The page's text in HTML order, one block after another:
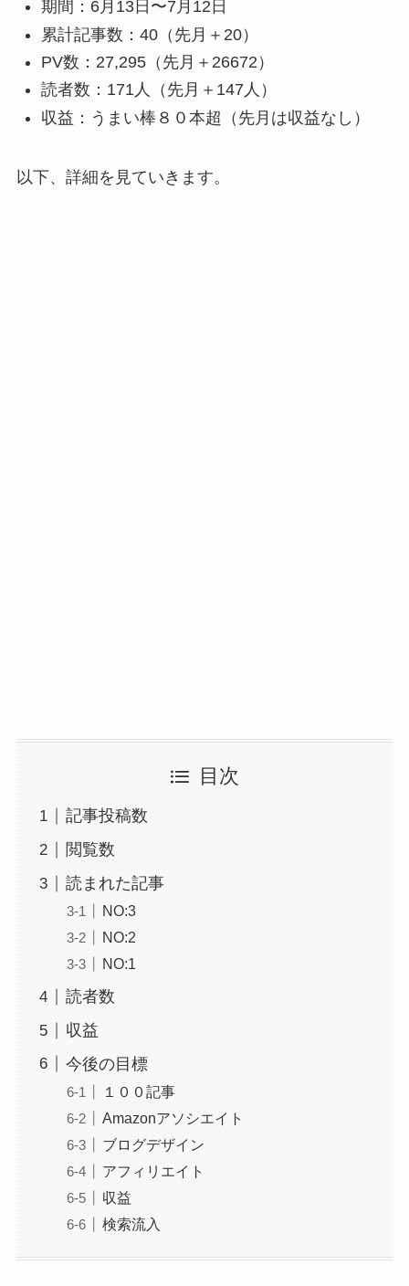
期間：6月13日〜7月12日
累計記事数：40（先月＋20）
PV数：27,295（先月＋26672）
読者数：171人（先月＋147人）
収益：うまい棒８０本超（先月は収益なし）
以下、詳細を見ていきます。
目次
記事投稿数
閲覧数
読まれた記事
NO:3
NO:2
NO:1
読者数
収益
今後の目標
１００記事
Amazonアソシエイト
ブログデザイン
アフィリエイト
収益
検索流入